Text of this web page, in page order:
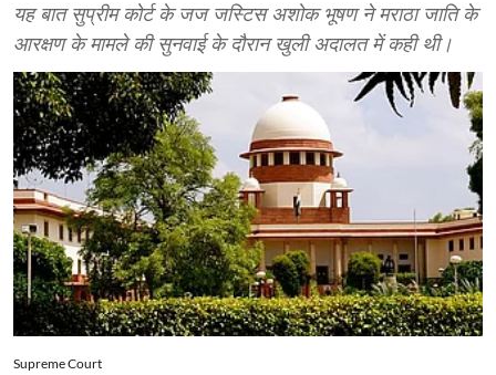
यह बात सुप्रीम कोर्ट के जज जस्टिस अशोक भूषण ने मराठा जाति के
आरक्षण के मामले की सुनवाई के दौरान खुली अदालत में कही थी।
Supreme Court